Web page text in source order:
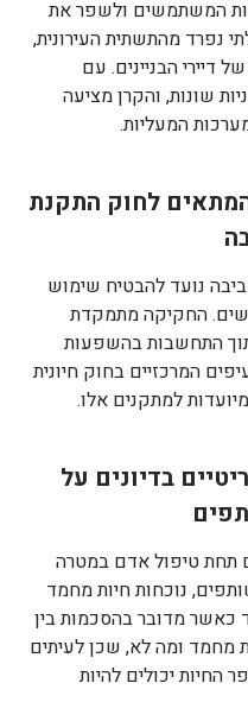
המשתמשים ולשפר את
נפרד מהתשתית העירונית,
דיירי הבניינים. עם
שונות, והקרן מציעה
המעליות.
לחוק התקנת
נועד להבטיח שימוש
החקיקה מתמקדת
התחשבות בהשפעות
המרכזיים בחוק חיונית
למתקנים אלו.
בדיונים על
תחת טיפול אדם במטרה
נוכחות חיות מחמד
כאשר מדובר בהסכמות בין
מחמד ומה לא, שכן לעיתים
החיות יכולים להיות